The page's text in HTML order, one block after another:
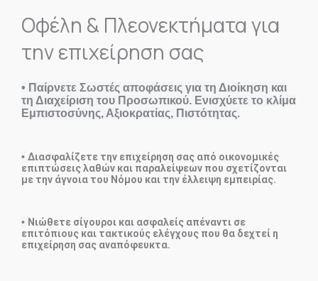
Οφέλη & Πλεονεκτήματα για
την επιχείρηση σας
• Παίρνετε Σωστές αποφάσεις για τη Διοίκηση και
τη Διαχείριση του Προσωπικού. Ενισχύετε το κλίμα
Εμπιστοσύνης, Αξιοκρατίας, Πιστότητας.
• Διασφαλίζετε την επιχείρηση σας από οικονομικές
επιπτώσεις λαθών και παραλείψεων που σχετίζονται
με την άγνοια του Νόμου και την έλλειψη εμπειρίας.
• Νιώθετε σίγουροι και ασφαλείς απέναντι σε
επιτόπιους και τακτικούς ελέγχους που θα δεχτεί η
επιχείρηση σας αναπόφευκτα.